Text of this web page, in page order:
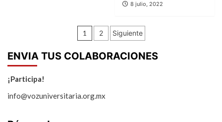
8 julio, 2022
Paginación
de
entradas
1 2 Siguiente
ENVIA TUS COLABORACIONES
¡Participa!
info@vozuniversitaria.org.mx